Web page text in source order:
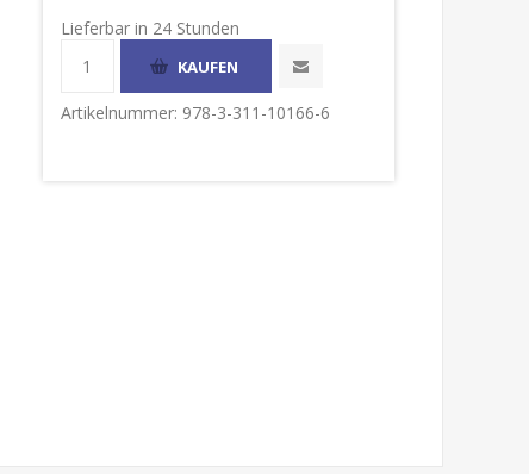
Lieferbar in 24 Stunden
Artikelnummer: 978-3-311-10166-6